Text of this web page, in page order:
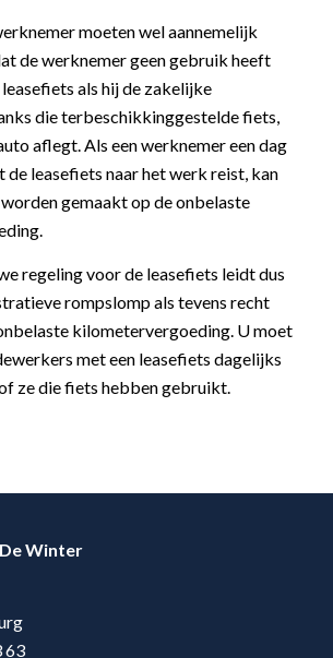
moeten wel aannemelijk
de werknemer geen gebruik heeft
als hij de zakelijke
die terbeschikkinggestelde fiets,
aflegt. Als een werknemer een dag
de leasefiets naar het werk reist, kan
gemaakt op de onbelaste
regeling voor de leasefiets leidt dus
rompslomp als tevens recht
kilometervergoeding. U moet
met een leasefiets dagelijks
ze die fiets hebben gebruikt.
Winter
63